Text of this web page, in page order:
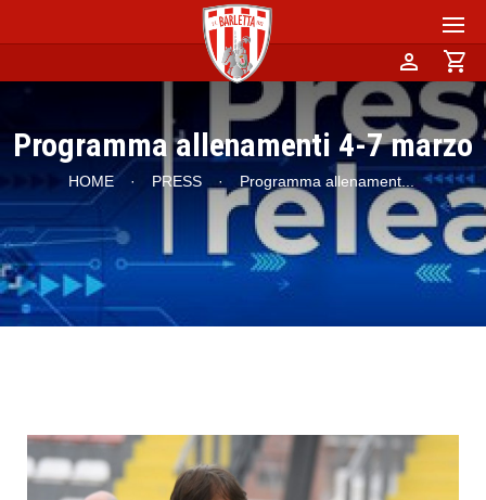
person shopping_cart
Programma allenamenti 4-7 marzo
HOME · PRESS · Programma allenament...